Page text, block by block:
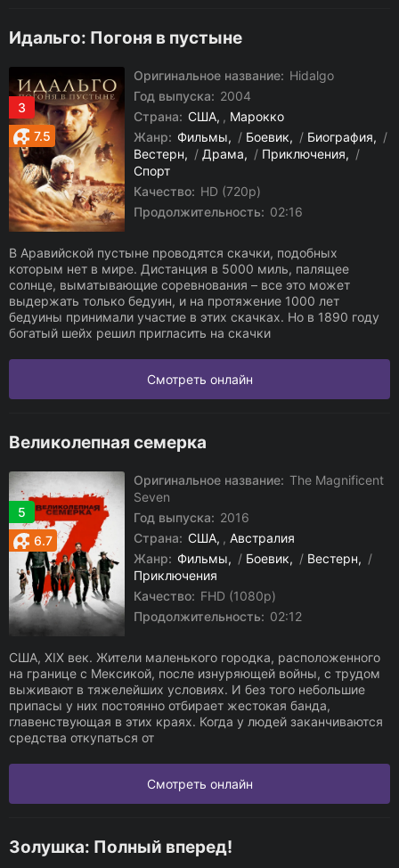
Идальго: Погоня в пустыне
3
7.5
Оригинальное название: Hidalgo
Год выпуска: 2004
Страна: США , Марокко
Жанр: Фильмы / Боевик / Биография
/
Вестерн
/ Драма / Приключения
/
Спорт
Качество: HD (720p)
Продолжительность: 02:16
В Аравийской пустыне проводятся скачки, подобных
которым нет в мире. Дистанция в 5000 миль, палящее
солнце, выматывающие соревнования – все это может
выдержать только бедуин, и на протяжение 1000 лет
бедуины принимали участие в этих скачках. Но в 1890 году
богатый шейх решил пригласить на скачки
Смотреть онлайн
Великолепная семерка
5
6.7
Оригинальное название: The Magnificent
Seven
Год выпуска: 2016
Страна: США , Австралия
Жанр: Фильмы / Боевик / Вестерн
/
Приключения
Качество: FHD (1080p)
Продолжительность: 02:12
США, XIX век. Жители маленького городка, расположенного
на границе с Мексикой, после изнуряющей войны, с трудом
выживают в тяжелейших условиях. И без того небольшие
припасы у них постоянно отбирает жестокая банда,
главенствующая в этих краях. Когда у людей заканчиваются
средства откупаться от
Смотреть онлайн
Золушка: Полный вперед!